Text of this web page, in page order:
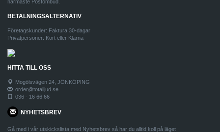
närmaste Postombud.
BETALNINGSALTERNATIV
Företagskunder: Faktura 30-dagar
Privatpersoner: Kort eller Klarna
HITTA TILL OSS
Mogölsvägen 24, JÖNKÖPING
order@totalljud.se
036 - 16 66 66
NYHETSBREV
Gå med i vår utskickslista med Nyhetsbrev så har du alltid koll på läget